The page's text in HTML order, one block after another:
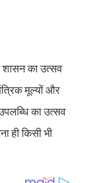
शासन का उत्सव
मूल्यों और
का उत्सव
ही किसी भी